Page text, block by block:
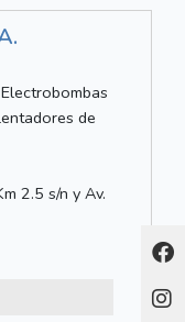
de
2.5 s/n y Av.